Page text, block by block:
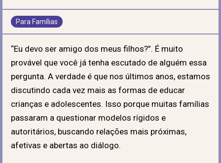
Para Famílias
“Eu devo ser amigo dos meus filhos?”. É muito
provável que você já tenha escutado de alguém essa
pergunta. A verdade é que nos últimos anos, estamos
discutindo cada vez mais as formas de educar
crianças e adolescentes. Isso porque muitas famílias
passaram a questionar modelos rígidos e
autoritários, buscando relações mais próximas,
afetivas e abertas ao diálogo.